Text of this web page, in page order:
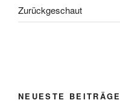
Zurückgeschaut
NEUESTE BEITRÄGE